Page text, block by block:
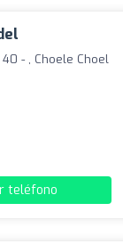
40 - , Choele Choel
teléfono